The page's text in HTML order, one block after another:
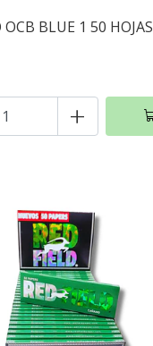
OCB BLUE 1 50 HOJAS
+